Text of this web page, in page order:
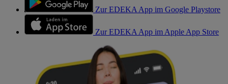
Zur EDEKA App im Google Playstore
Zur EDEKA App im Apple App Store